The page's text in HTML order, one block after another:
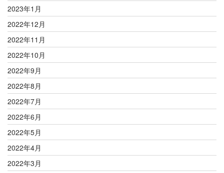
2023年1月
2022年12月
2022年11月
2022年10月
2022年9月
2022年8月
2022年7月
2022年6月
2022年5月
2022年4月
2022年3月